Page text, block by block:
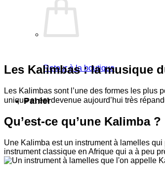
Retour à la boutique
Panier
Les Kalimbas : la musique
Les Kalimbas sont l’une des formes les plus
unique et est devenue aujourd’hui très
Qu’est-ce qu’une Kalimba ?
Une Kalimba est un instrument à lamelles
instrument classique en Afrique qui a à peu